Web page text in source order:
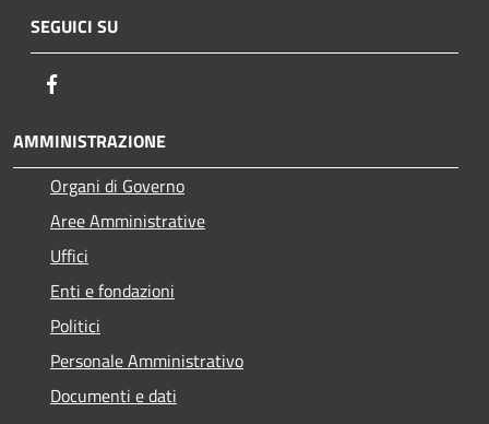
SEGUICI SU
AMMINISTRAZIONE
Organi di Governo
Aree Amministrative
Uffici
Enti e fondazioni
Politici
Personale Amministrativo
Documenti e dati